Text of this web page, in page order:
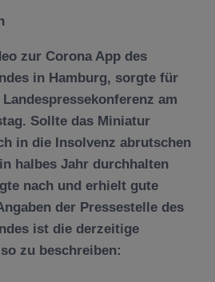
zur Corona App des
in Hamburg, sorgte für
am
Sollte das Miniatur
in die Insolvenz abrutschen
halbes Jahr durchhalten
nach und erhielt gute
der Pressestelle des
ist die derzeitige
zu beschreiben: